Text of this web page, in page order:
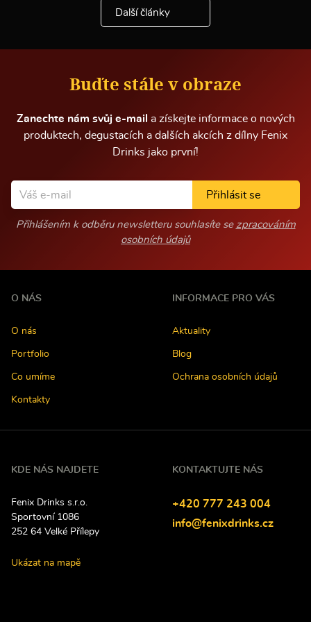
i
n
o
m
a
Další články
Buďte stále v obraze
Zanechte nám svůj e-mail
a získejte informace o nových
produktech, degustacích a dalších akcích z dílny Fenix
Drinks jako první!
Přihlásit se
Přihlášením k odběru newsletteru souhlasíte se zpracováním
osobních údajů
O NÁS
O nás
Portfolio
Co umíme
Kontakty
INFORMACE PRO VÁS
Aktuality
Blog
Ochrana osobních údajů
KDE NÁS NAJDETE
Fenix Drinks s.r.o.
Sportovní 1086
252 64 Velké Přílepy
Ukázat na mapě
KONTAKTUJTE NÁS
Telefon:
+420 777 243 004
E-
info@fenixdrinks.cz